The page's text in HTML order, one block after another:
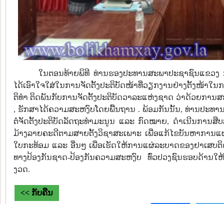
ໃນຕອນທ້າຍພິທີ ທ່ານຮອງປະທານສະພາປະຊາຊົນແຂວ
ໄດ້ເອົາໃຈໃສ່ໃນການຈັດຕັ້ງປະຕິບັດໜ້າທີ່ວຽກງານຢ່າງຕັ້ງໜ້າ
ຕິທໍາ ຕິດພັນກັບການຈັດຕັ້ງປະຕິບັດວາລະແຫ່ງຊາດ ວ່າດ້ວຍການ
, ຮັກສາໄດ້ຄວາມສະຫງົບໂດຍພື້ນຖານ . ພ້ອມກັນນັ້ນ, ທ່ານປະທ
ຕໍ່ຈັດຕັ້ງປະຕິບັດລັດຖະທໍາມະນູນ ແລະ ກົດໝາຍ, ດໍາເນີນການສື
ມ້າງລາຍຄະດີຕາມສາຍຕັ້ງວິຊາສະເພາະ ເພື່ອແກ້ໄຂບັນຫາການ
ໃບກະທ້ອມ ແລະ ອື່ນໆ ເພື່ອເຮັດໃຫ້ການແຜ່ລະບາດຂອງຢາເສ
ທາງປ້ອງກັນຊາດ-ປ້ອງກັນຄວາມສະຫງົບ ທົ່ວປວງຊົນຮອບດ້າ
ງວດ.
<< ກັບຄືນ